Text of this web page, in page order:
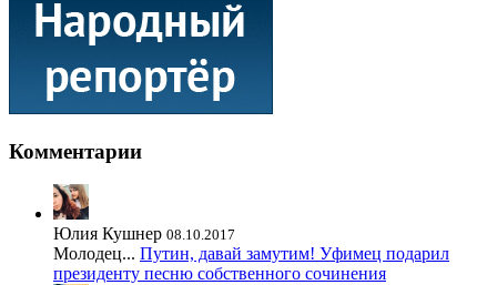
Комментарии
Юлия Кушнер 08.10.2017
Молодец... Путин, давай замутим! Уфимец подарил
президенту песню собственного сочинения